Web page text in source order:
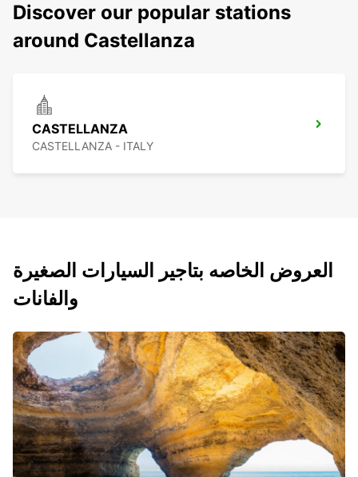
Discover our popular stations
around Castellanza
CASTELLANZA
CASTELLANZA - ITALY
العروض الخاصه بتاجير السيارات الصغيرة
والفانات